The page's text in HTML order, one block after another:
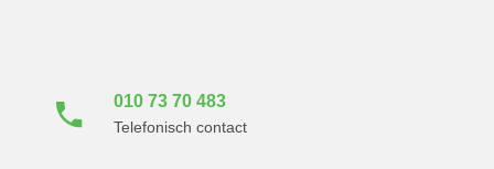
010 73 70 483
Telefonisch contact